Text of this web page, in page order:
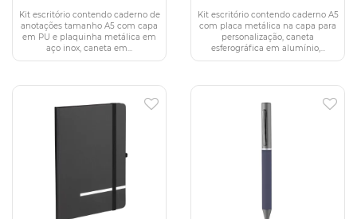
Kit escritório contendo caderno de
anotações tamanho A5 com capa
em PU e plaquinha metálica em
aço inox, caneta em...
Kit escritório contendo caderno A5
com placa metálica na capa para
personalização, caneta
esferográfica em alumínio,...